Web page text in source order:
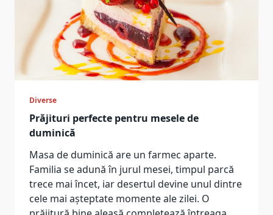
Diverse
Prăjituri perfecte pentru mesele de
duminică
Masa de duminică are un farmec aparte.
Familia se adună în jurul mesei, timpul parcă
trece mai încet, iar desertul devine unul dintre
cele mai așteptate momente ale zilei. O